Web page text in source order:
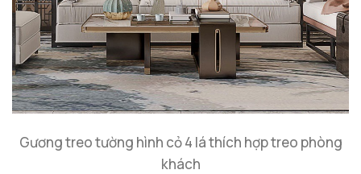
Gương treo tường hình cỏ 4 lá thích hợp treo phòng
khách